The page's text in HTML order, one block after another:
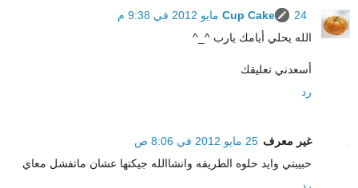
Cup Cake
24 مايو 2012 في 9:38 م
الله يحلي أيامك يارب ^_^
أسعدني تعليقك
رد
غير معرف 25 مايو 2012 في 8:06 ص
حبيبتي وايد حلوه الطريقه وانشاالله جيكتها عشان ماتفشل معاي
رد